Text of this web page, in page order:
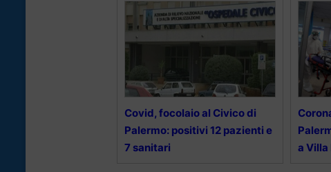
Covid, focolaio al Civico di
Palermo: positivi 12 pazienti e
7 sanitari
a Villa